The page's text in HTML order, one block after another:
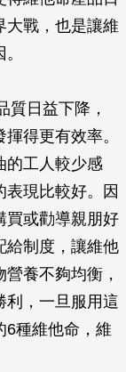
大戰，也是讓維
質日益下降，
得更有效率。
的工人較少感
表現比較好。因
買或勸導親朋好
給制度，讓維他
養不夠均衡，
利，一旦服用這
6種維他命，維